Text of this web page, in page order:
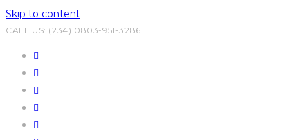
Skip to content
CALL US: (234) 0803-951-3286